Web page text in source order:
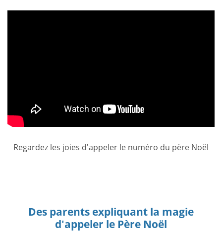
Regardez les joies d'appeler le numéro du père Noël
Des parents expliquant la magie
d'appeler le Père Noël